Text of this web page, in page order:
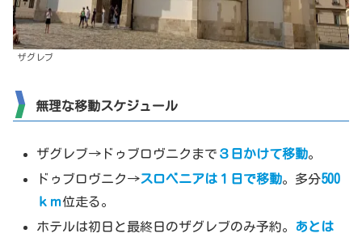
ザグレブ
無理な移動スケジュール
ザグレブ→ドゥブロヴニクまで ３日かけて移動。
ドゥブロヴニク→スロベニアは１日で移動。多分500
ｋｍ位走る。
ホテルは初日と最終日のザグレブのみ予約。 あとは